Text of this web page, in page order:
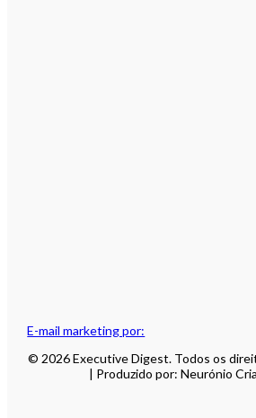
E-mail marketing por:
© 2026 Executive Digest. Todos os
| Produzido por: Neurónio